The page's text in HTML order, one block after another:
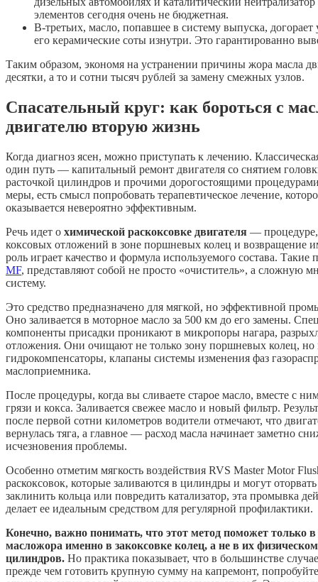
элементов сегодня очень не бюджетная.
В-третьих, масло, попавшее в систему выпуска, догорает
его керамические соты изнутри. Это гарантированно
Таким образом, экономя на устранении причины жора масла
десятки, а то и сотни тысяч рублей за замену смежных узлов.
Спасательный круг: как бороться с
двигателю вторую жизнь
Когда диагноз ясен, можно приступать к лечению.
один путь — капитальный ремонт двигателя со снятием
расточкой цилиндров и прочими дорогостоящими
меры, есть смысл попробовать терапевтическое лечение,
оказывается невероятно эффективным.
Речь идет о химической раскоксовке двигателя — процедуре,
коксовых отложений в зоне поршневых колец и возвращение
роль играет качество и формула используемого состава. Такие
MF, представляют собой не просто «очиститель», а сложную
систему.
Это средство предназначено для мягкой, но эффективной
Оно заливается в моторное масло за 500 км до его замены.
компоненты присадки проникают в микропоры нагара,
отложения. Они очищают не только зону поршневых колец,
гидрокомпенсаторы, клапаны системы изменения фаз
маслоприемника.
После процедуры, когда вы сливаете старое масло, вместе с
грязи и кокса. Заливается свежее масло и новый фильтр.
после первой сотни километров водители отмечают, что
вернулась тяга, а главное — расход масла начинает заметно
исчезновения проблемы.
Особенно отметим мягкость воздействия RVS Master Motor
раскоксовок, которые заливаются в цилиндры и могут
заклинить кольца или повредить катализатор, эта промывка
делает ее идеальным средством для регулярной профилактики.
Конечно, важно понимать, что этот метод поможет только
масложора именно в закоксовке колец, а не в их физическом
цилиндров. Но практика показывает, что в большинстве
прежде чем готовить крупную сумму на капремонт,